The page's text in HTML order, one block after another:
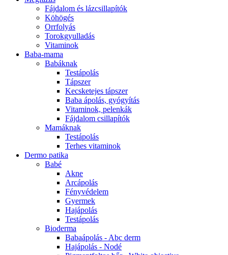
Fájdalom és lázcsillapítók
Köhögés
Orrfolyás
Torokgyulladás
Vitaminok
Baba-mama
Babáknak
Testápolás
Tápszer
Kecsketejes tápszer
Baba ápolás, gyógyítás
Vitaminok, pelenkák
Fájdalom csillapítók
Mamáknak
Testápolás
Terhes vitaminok
Dermo patika
Babé
Akne
Arcápolás
Fényvédelem
Gyermek
Hajápolás
Testápolás
Bioderma
Babaápolás - Abc derm
Hajápolás - Nodé